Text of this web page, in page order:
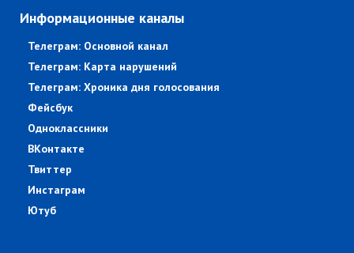
Информационные каналы
Телеграм: Основной канал
Телеграм: Карта нарушений
Телеграм: Хроника дня голосования
Фейсбук
Одноклассники
ВКонтакте
Твиттер
Инстаграм
Ютуб